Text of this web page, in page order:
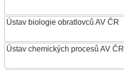
Ústav biologie obratlovců AV ČR
Ústav chemických procesů AV ČR